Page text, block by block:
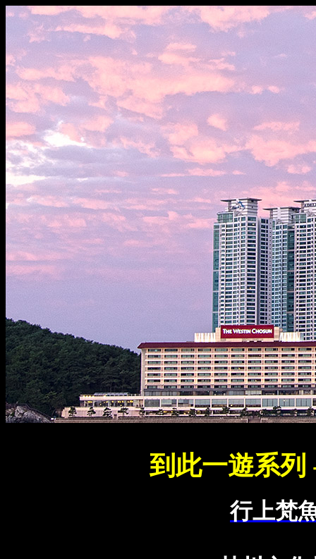
到此一遊系列
行上梵